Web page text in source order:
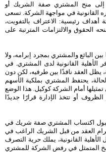
إلى منح المشتري صفة الشريك أو
القانونية في مواجهة الشركة. تسعى
أهداف رئيسية: الاعتراف بالتفويت،
والالتزامات المترتبة على
والمشتري بمجرد إبرامه، ولا
الأهلية القانونية لدى المشتري. في
يظل العقد نافذًا بين طرفيه، لكن دون
يحتفظ المشتري بملكية الأسهم
أمام الشركة كوكيل. هذا الوضع
أو تتخذ الإدارة قرارًا جديدًا
قبول اكتساب المشتري صفة شريك في
العقد من قبل الشريك الراغب في
القانونية، يملك حرية التصرف
المتمثل في رفض الشركة للمشتري